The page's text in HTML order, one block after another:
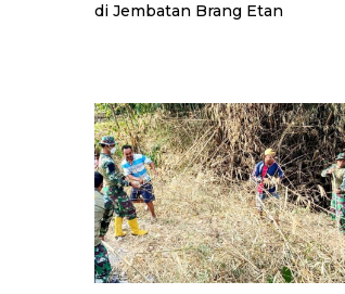
di Jembatan Brang Etan